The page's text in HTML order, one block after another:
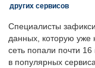
других сервисов
Специалисты
данных, которую уже
сеть попали почти
в популярных